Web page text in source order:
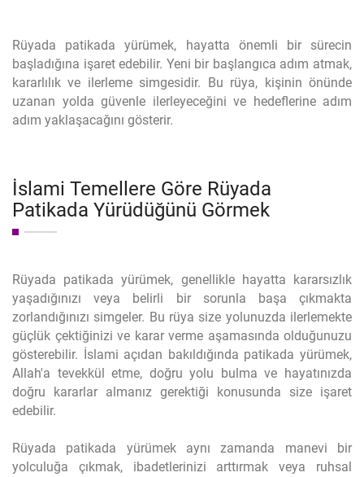
Rüyada patikada yürümek, hayatta önemli bir sürecin
başladığına işaret edebilir. Yeni bir başlangıca adım atmak,
kararlılık ve ilerleme simgesidir. Bu rüya, kişinin önünde
uzanan yolda güvenle ilerleyeceğini ve hedeflerine adım
adım yaklaşacağını gösterir.
İslami Temellere Göre Rüyada
Patikada Yürüdüğünü Görmek
Rüyada patikada yürümek, genellikle hayatta kararsızlık
yaşadığınızı veya belirli bir sorunla başa çıkmakta
zorlandığınızı simgeler. Bu rüya size yolunuzda ilerlemekte
güçlük çektiğinizi ve karar verme aşamasında olduğunuzu
gösterebilir. İslami açıdan bakıldığında patikada yürümek,
Allah'a tevekkül etme, doğru yolu bulma ve hayatınızda
doğru kararlar almanız gerektiği konusunda size işaret
edebilir.
Rüyada patikada yürümek aynı zamanda manevi bir
yolculuğa çıkmak, ibadetlerinizi arttırmak veya ruhsal